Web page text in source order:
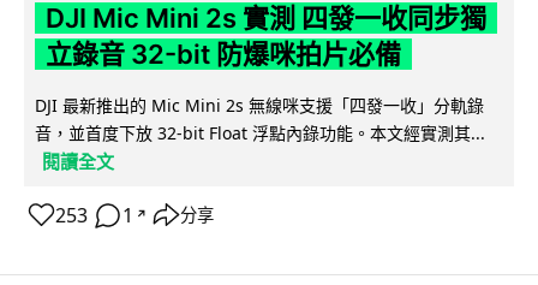
DJI Mic Mini 2s 實測 四發一收同步獨
立錄音 32-bit 防爆咪拍片必備
DJI 最新推出的 Mic Mini 2s 無線咪支援「四發一收」分軌錄
音，並首度下放 32-bit Float 浮點內錄功能。本文經實測其...
閱讀全文
253 1 ↗ 分享